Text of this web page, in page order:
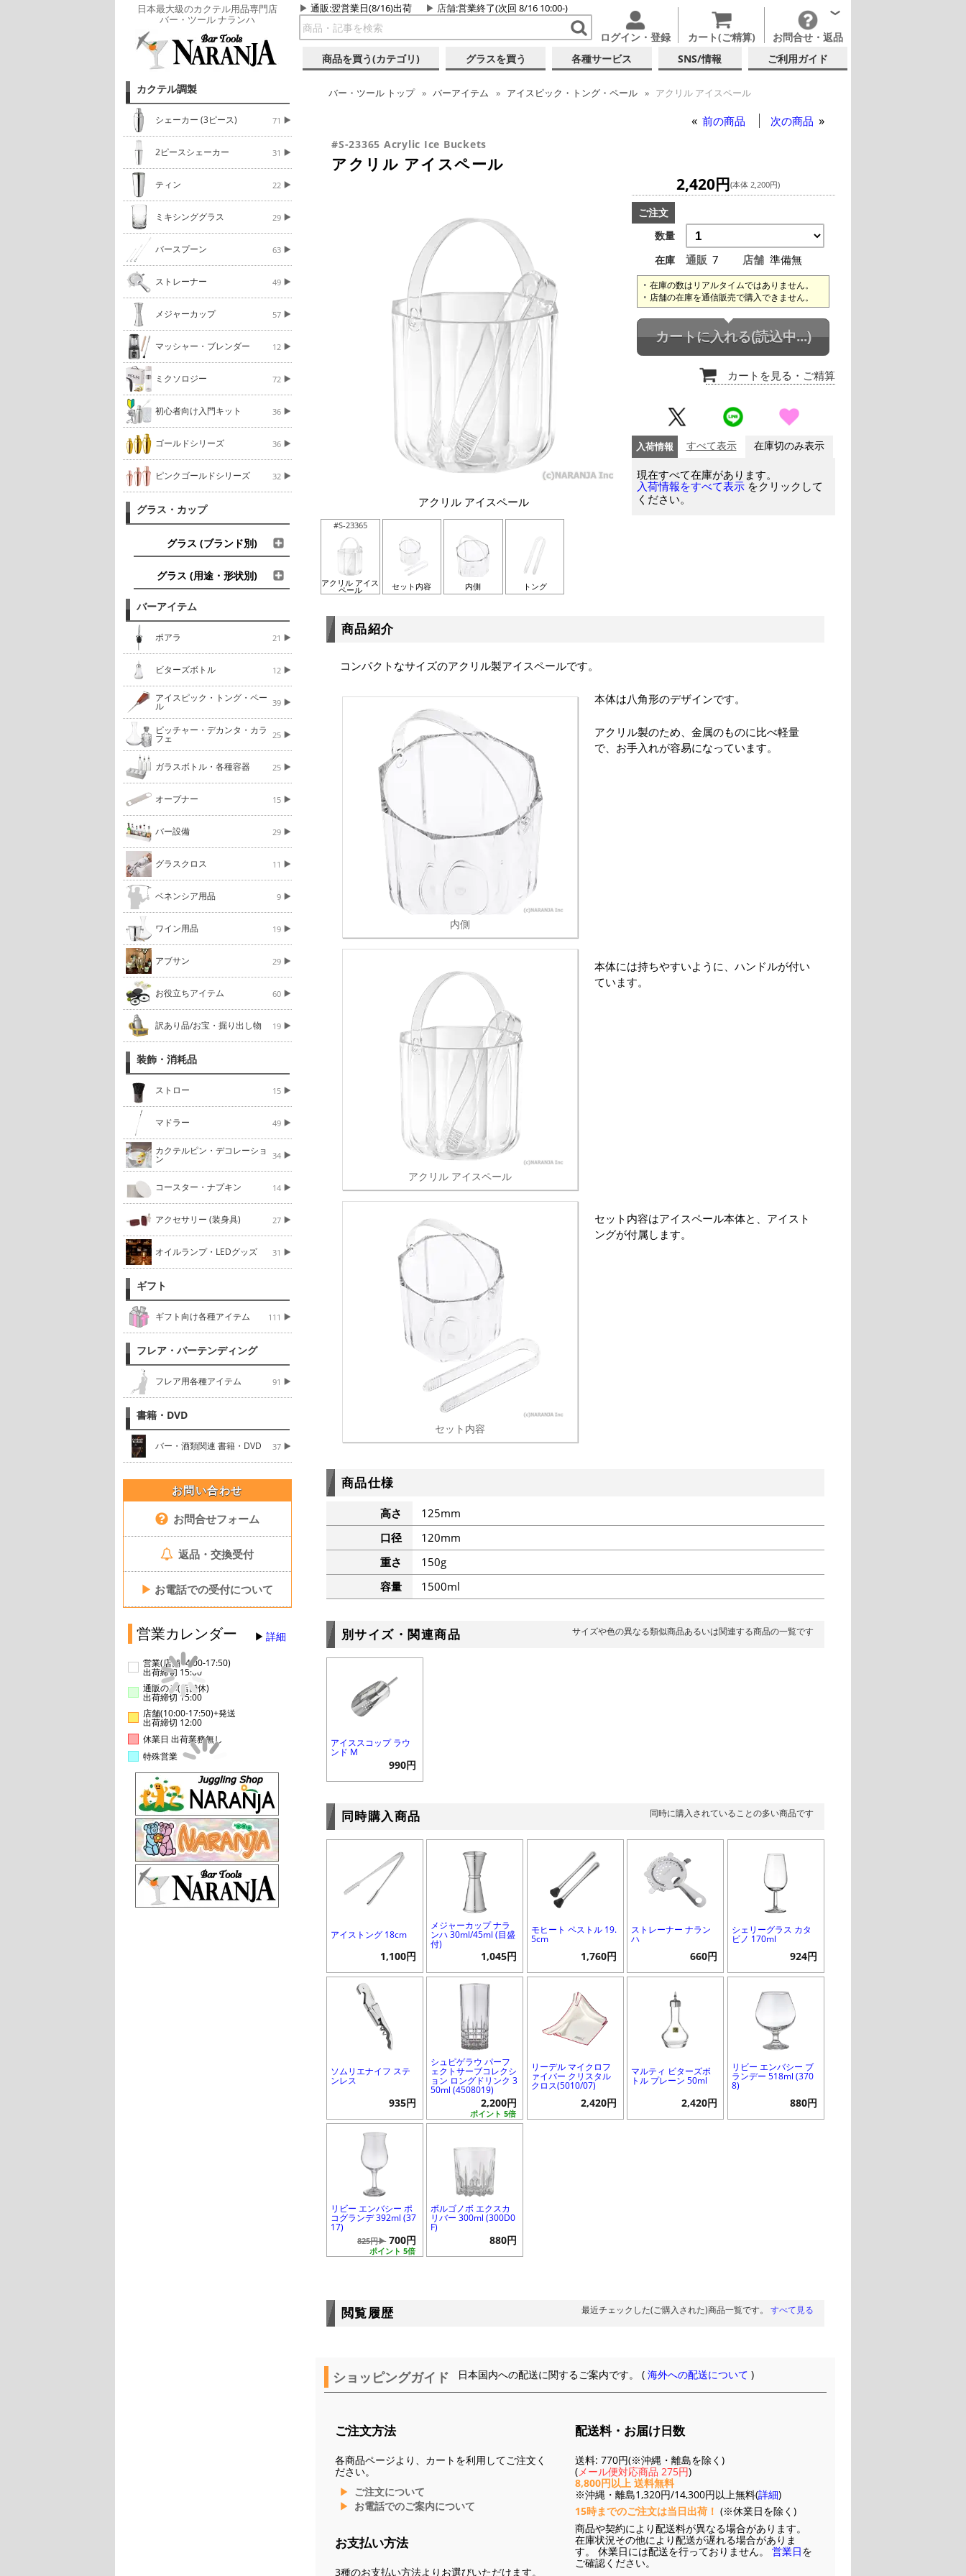
日本最大級のカクテル用品専門店
バー・ツール ナランハ
通販:翌営業日(8/16)出荷 店舗:営業終了(次回 8/16 10:00-)
ログイン・登録 カート(ご精算) お問合せ・返品
商品を買う(カテゴリ) グラスを買う 各種サービス SNS/情報 ご利用ガイド
カクテル調製
シェーカー (3ピース) 71
2ピースシェーカー 31
ティン 22
ミキシンググラス 29
バースプーン 63
ストレーナー 49
メジャーカップ 57
マッシャー・ブレンダー 12
ミクソロジー 72
初心者向け入門キット 36
ゴールドシリーズ 36
ピンクゴールドシリーズ 32
グラス・カップ
グラス (ブランド別)
グラス (用途・形状別)
バーアイテム
ポアラ 21
ビターズボトル 12
アイスピック・トング・ペー
ル 39
ピッチャー・デカンタ・カラ
フェ 25
ガラスボトル・各種容器 25
オープナー 15
バー設備 29
グラスクロス 11
ベネンシア用品 9
ワイン用品 19
アブサン 29
お役立ちアイテム 60
訳あり品/お宝・掘り出し物 19
装飾・消耗品
ストロー 15
マドラー 49
カクテルピン・デコレーショ
ン 34
コースター・ナプキン 14
アクセサリー (装身具) 27
オイルランプ・LEDグッズ 31
ギフト
ギフト向け各種アイテム 111
フレア・バーテンディング
フレア用各種アイテム 91
書籍・DVD
バー・酒類関連 書籍・DVD 37
お問い合わせ
お問合せフォーム
返品・交換受付
▶ お電話での受付について
営業カレンダー 詳細
営業(店舗14:00-17:50)
出荷締切 15:00
通販のみ(店舗休)
出荷締切 15:00
店舗(10:00-17:50)+発送
出荷締切 12:00
休業日 出荷業務無し
特殊営業
バー・ツール トップ バーアイテム アイスピック・トング・ペール アクリル アイスペール
前の商品 次の商品
#S-23365 Acrylic Ice Buckets
アクリル アイスペール
アクリル アイスペール
#S-23365
アクリル アイス
ペール セット内容 内側 トング
2,420円(本体 2,200円)
ご注文
数量
在庫
通販 7 店舗 準備無
在庫の数はリアルタイムではありません。
店舗の在庫を通信販売で購入できません。
カートに入れる(読込中...)
カートを見る ・ご精算
入荷情報 すべて表示 在庫切のみ表示
現在すべて在庫があります。
入荷情報をすべて表示 をクリックして
ください。
商品紹介
コンパクトなサイズのアクリル製アイスペールです。
内側
本体は八角形のデザインです。
アクリル製のため、金属のものに比べ軽量
で、お手入れが容易になっています。
アクリル アイスペール
本体には持ちやすいように、ハンドルが付い
ています。
セット内容
セット内容はアイスペール本体と、アイスト
ングが付属します。
商品仕様
高さ
125mm
口径
120mm
重さ
150g
容量
1500ml
別サイズ・関連商品 サイズや色の異なる類似商品あるいは関連する商品の一覧です
アイススコップ ラウ
ンド M
990円
同時購入商品 同時に購入されていることの多い商品です
アイストング 18cm
1,100円
メジャーカップ ナラ
ンハ 30ml/45ml (目盛
付)
1,045円
モヒート ペストル 19.
5cm
1,760円
ストレーナー ナラン
ハ
660円
シェリーグラス カタ
ビノ 170ml
924円
ソムリエナイフ ステ
ンレス
935円
シュピゲラウ パーフ
ェクトサーブコレクシ
ョン ロングドリンク 3
50ml (4508019)
ポイント 5倍
2,200円
リーデル マイクロフ
ァイバー クリスタル
クロス(5010/07)
2,420円
マルティ ビターズボ
トル プレーン 50ml
2,420円
リビー エンバシー ブ
ランデー 518ml (370
8)
880円
リビー エンバシー ポ
コグランデ 392ml (37
17)
ポイント 5倍
825円▶ 700円
ボルゴノボ エクスカ
リバー 300ml (300D0
F)
880円
閲覧履歴 最近チェックした(ご購入された)商品一覧です。 すべて見る
ショッピングガイド 日本国内への配送に関するご案内です。 (海外への配送について )
ご注文方法
各商品ページより、カートを利用してご注文く
ださい。
ご注文について
お電話でのご案内について
お支払い方法
3種のお支払い方法よりお選びいただけます。
配送料・お届け日数
送料: 770円(※沖縄・離島を除く)
(メール便対応商品 275円)
8,800円以上 送料無料
※沖縄・離島1,320円/14,300円以上無料(詳細)
15時までのご注文は当日出荷！ (※休業日を除く)
商品や契約により配送料が異なる場合があります。
在庫状況その他により配送が遅れる場合がありま
す。 休業日には配送を行っておりません。 営業日を
ご確認ください。